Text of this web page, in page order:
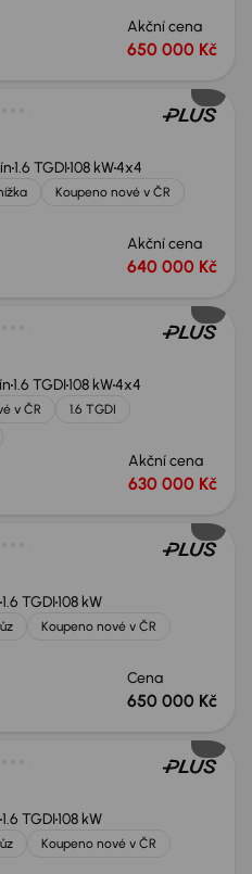
Akční cena
650 000 Kč
1.6 TGDI108 kW4x4
Koupeno nové v ČR
Akční cena
640 000 Kč
1.6 TGDI108 kW4x4
v ČR
1.6 TGDI
Akční cena
630 000 Kč
1.6 TGDI108 kW
Koupeno nové v ČR
Cena
650 000 Kč
1.6 TGDI108 kW
Koupeno nové v ČR